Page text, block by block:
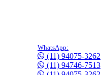
WhatsApp:
(11) 94075-3262
(11) 94746-7513